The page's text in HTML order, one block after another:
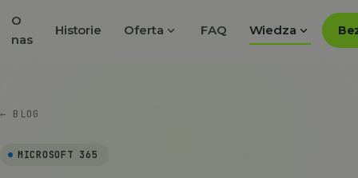
O
nas
Historie Oferta expand_more FAQ Wiedza expand_more
← BLOG
MICROSOFT 365